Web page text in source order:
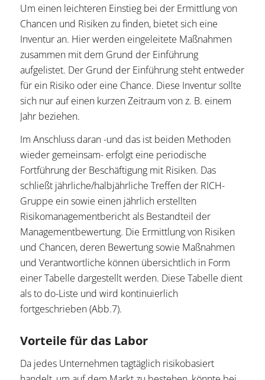
Um einen leichteren Einstieg bei der Ermittlung von
Chancen und Risiken zu finden, bietet sich eine
Inventur an. Hier werden eingeleitete Maßnahmen
zusammen mit dem Grund der Einführung
aufgelistet. Der Grund der Einführung steht entweder
für ein Risiko oder eine Chance. Diese Inventur sollte
sich nur auf einen kurzen Zeitraum von z. B. einem
Jahr beziehen.
Im Anschluss daran -und das ist beiden Methoden
wieder gemeinsam- erfolgt eine periodische
Fortführung der Beschäftigung mit Risiken. Das
schließt jährliche/halbjährliche Treffen der RICH-
Gruppe ein sowie einen jährlich erstellten
Risikomanagementbericht als Bestandteil der
Managementbewertung. Die Ermittlung von Risiken
und Chancen, deren Bewertung sowie Maßnahmen
und Verantwortliche können übersichtlich in Form
einer Tabelle dargestellt werden. Diese Tabelle dient
als to do-Liste und wird kontinuierlich
fortgeschrieben (Abb.7).
Vorteile für das Labor
Da jedes Unternehmen tagtäglich risikobasiert